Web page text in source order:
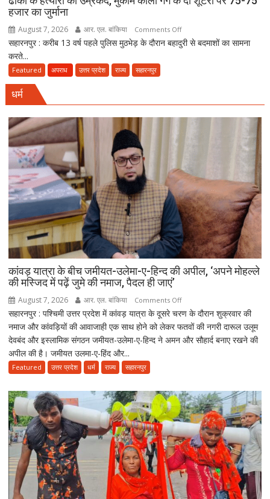
जाएं’
हजार का जुर्माना
August 7, 2026 आर. एल. बांकिया Comments Offon
सिपाही
बाद
फैसला,
के
गनर
ढाका
के
हत्यारों
को
उम्रकैद,
मुकीम
शूटरों
का
जुर्माना
सहारनपुर : करीब 13 वर्ष पहले पुलिस मुठभेड़ के दौरान बहादुरी से बदमाशों का सामना
करते...
Featured अपराध उत्तर प्रदेश राज्य सहारनपुर
धर्म
कांवड़ यात्रा के बीच जमीयत-उलेमा-ए-हिन्द की अपील, ‘अपने मोहल्ले
की मस्जिद में पढ़ें जुमे की नमाज, पैदल ही जाएं’
August 7, 2026 आर. एल. बांकिया Comments Offon
कांवड़
यात्रा
के
ए-
हिन्द
की
अपील,
‘अपने
मोहल्ले
की
मस्जिद
सहारनपुर : पश्चिमी उत्तर प्रदेश में कांवड़ यात्रा के दूसरे चरण के दौरान शुक्रवार की
नमाज और कांवड़ियों की आवाजाही एक साथ होने को लेकर फतवों की नगरी दारूल उलूम
देवबंद और इस्लामिक संगठन जमीयत-उलेमा-ए-हिन्द ने अमन और सौहार्द बनाए रखने की
अपील की है। जमीयत उलमा-ए-हिंद और...
Featured उत्तर प्रदेश धर्म राज्य सहारनपुर